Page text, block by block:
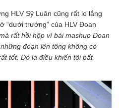
HLV Sỹ Luân cũng rất lo lắng
“dưới trướng” của HLV Đoan
rất hồi hộp vì bài mashup Đoan
đoạn lên tông không có
tốt. Đó là điều khiến tôi bất